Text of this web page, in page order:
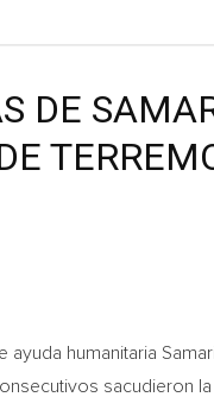
DE
humanitaria
sacudieron